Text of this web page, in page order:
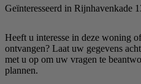
Geïnteresseerd in Rijnhavenkade
Heeft u interesse in deze woning
ontvangen? Laat uw gegevens
met u op om uw vragen te
plannen.